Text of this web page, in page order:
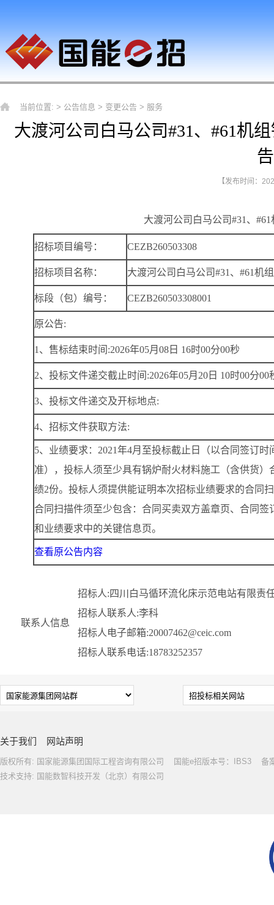
当前位置: > 公告信息 > 变更公告 > 服务
大渡河公司白马公司#31、#61机
【发布时间：
大渡河公司白马公司#31、
招标项目编号： CEZB260503308
招标项目名称： 大渡河公司白马公司#31、#61机
标段（包）编号： CEZB260503308001
原公告:
1、售标结束时间:2026年05月08日 16时00分00秒
2、投标文件递交截止时间:2026年05月20日 10时00分00
3、投标文件递交及开标地点:
4、招标文件获取方法:
5、业绩要求：2021年4月至投标截止日（以合同签订时
准），投标人须至少具有锅炉耐火材料施工（含供货）
绩2份。投标人须提供能证明本次招标业绩要求的合同
合同扫描件须至少包含：合同买卖双方盖章页、合同签
和业绩要求中的关键信息页。
查看原公告内容
联系人信息
招标人:四川白马循环流化床示范电站有限责
招标人联系人:李科
招标人电子邮箱:20007462@ceic.com
招标人联系电话:18783252357
关于我们 网站声明
版权所有: 国家能源集团国际工程咨询有限公司 国能e招版本号：IBS3 备
技术支持: 国能数智科技开发（北京）有限公司